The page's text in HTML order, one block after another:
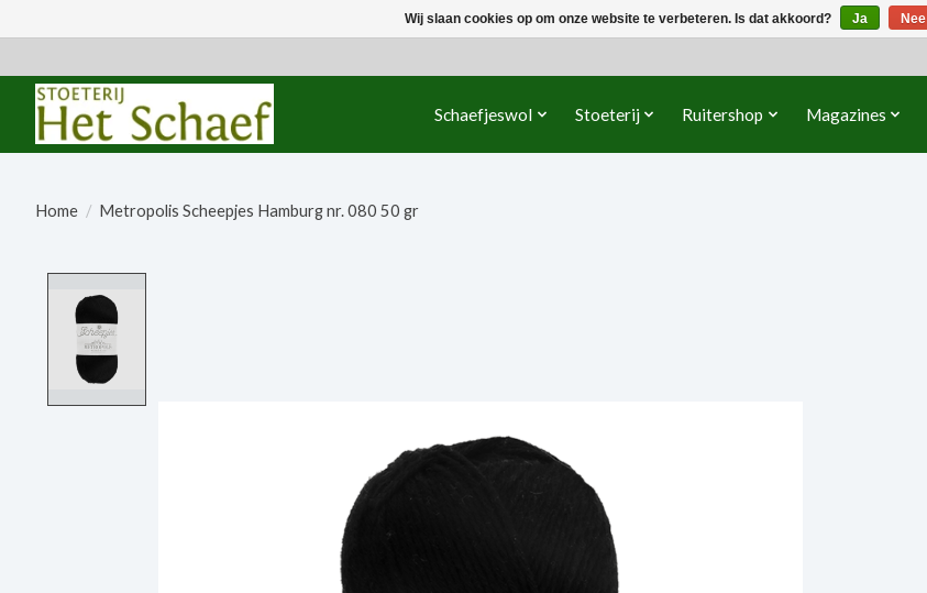
Schaefjeswol Stoeterij Ruitershop Magazines
Home / Metropolis Scheepjes Hamburg nr. 080 50 gr
Wij slaan cookies op om onze website te verbeteren. Is dat akkoord? Ja Nee